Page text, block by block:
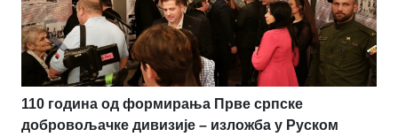
110 година од формирања Прве српске
добровољачке дивизије – изложба у Руском